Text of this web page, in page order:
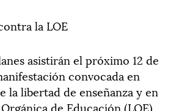
la LOE
asistirán el próximo 12 de
convocada en
la libertad de enseñanza y en
de Educación (LOE),